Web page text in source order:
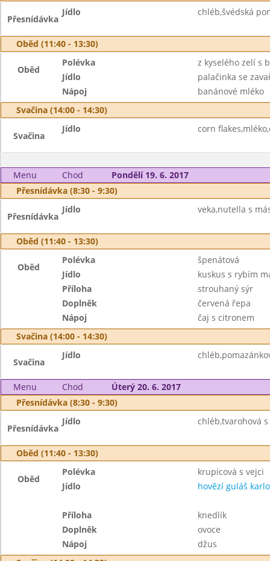
Přesnídávka
Jídlo chléb,švédská
Oběd (11:40 - 13:30)
Oběd
Polévka
z kyselého zelí s
Jídlo
palačinka se
Nápoj
banánové mléko
Svačina (14:00 - 14:30)
Svačina
Jídlo corn
Menu Chod
Pondělí 19. 6. 2017
Přesnídávka (8:30 - 9:30)
Přesnídávka
Jídlo veka,nutella s
Oběd (11:40 - 13:30)
Oběd
Polévka
špenátová
Jídlo
kuskus s rybím
Příloha
strouhaný sýr
Doplněk
červená řepa
Nápoj
čaj s citronem
Svačina (14:00 - 14:30)
Svačina
Jídlo
Menu Chod
Úterý 20. 6. 2017
Přesnídávka (8:30 - 9:30)
Přesnídávka
Jídlo chléb,tvarohová
Oběd (11:40 - 13:30)
Oběd
Polévka
krupicová s vejci
Jídlo
hovězí guláš
Příloha
knedlík
Doplněk
ovoce
Nápoj
džus